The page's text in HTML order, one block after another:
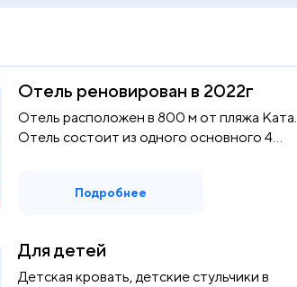
Отель реновирован в 2022г
Отель расположен в 800 м от пляжа Ката.
Отель состоит из одного основного 4...
Подробнее
Для детей
Детская кровать, детские стульчики в